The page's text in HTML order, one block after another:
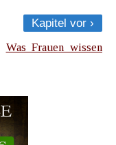
Kapitel vor ›
Was Frauen wissen